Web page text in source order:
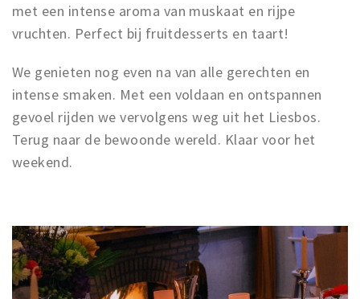
met een intense aroma van muskaat en rijpe
vruchten. Perfect bij fruitdesserts en taart!
We genieten nog even na van alle gerechten en
intense smaken. Met een voldaan en ontspannen
gevoel rijden we vervolgens weg uit het Liesbos.
Terug naar de bewoonde wereld. Klaar voor het
weekend.